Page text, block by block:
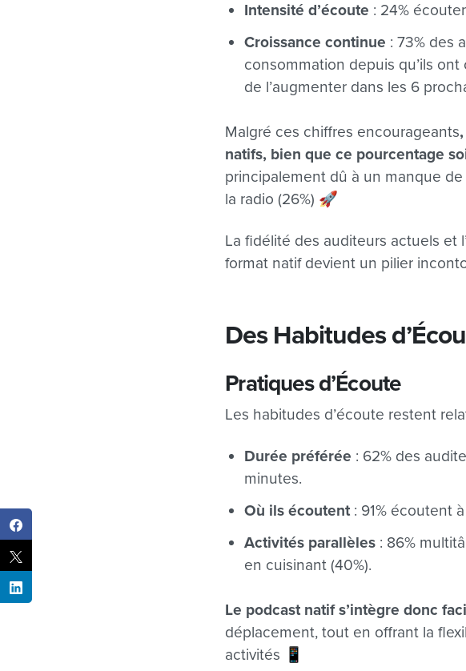
Intensité d’écoute : 24%
Croissance continue : 73% des
consommation depuis qu’ils
de l’augmenter dans les 6
Malgré ces chiffres encourageants
natifs, bien que ce pourcentage
principalement dû à un manque
la radio (26%) 🚀
La fidélité des auditeurs actuels et
format natif devient un pilier
Des Habitudes
Pratiques d’Écoute
Les habitudes d’écoute restent
Durée préférée : 62% des
minutes.
Où ils écoutent: 91% écoutent
Activités parallèles : 86%
en cuisinant (40%).
Le podcast natif s’intègre donc
déplacement, tout en offrant la
activités 📱